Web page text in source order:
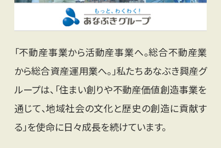
「不動産事業から活動産事業へ。総合不動産業
から総合資産運用業へ。」私たちあなぶき興産グ
ループは、「住まい創りや不動産価値創造事業を
通じて、地域社会の文化と歴史の創造に貢献す
る」を使命に日々成長を続けています。